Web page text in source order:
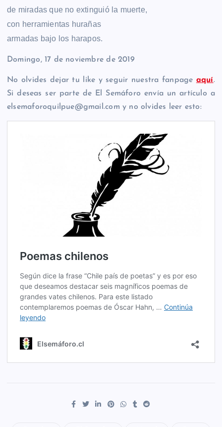
de miradas que no extinguió la muerte,
con herramientas hurañas
armadas bajo los harapos.
Domingo, 17 de noviembre de 2019
No olvides dejar tu like y seguir nuestra fanpage aquí.
Si deseas ser parte de El Semáforo envía un artículo a
elsemaforoquilpue@gmail.com y no olvides leer esto: